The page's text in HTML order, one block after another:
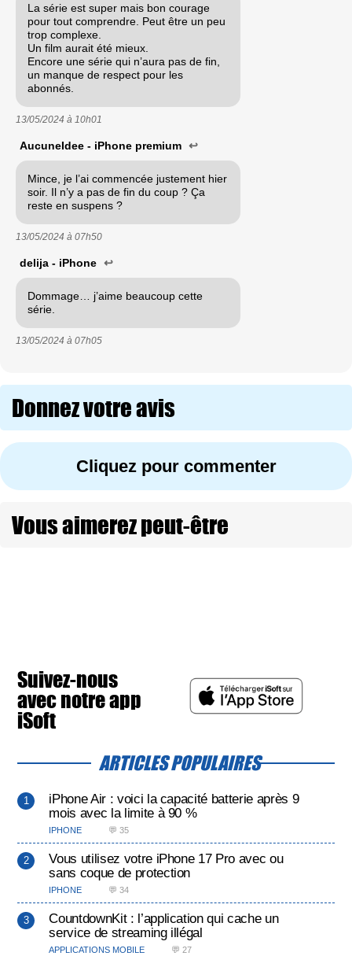
La série est super mais bon courage
pour tout comprendre. Peut être un peu
trop complexe.
Un film aurait été mieux.
Encore une série qui n’aura pas de fin,
un manque de respect pour les
abonnés.
13/05/2024 à 10h01
AucuneIdee - iPhone premium ↩
Mince, je l’ai commencée justement hier
soir. Il n’y a pas de fin du coup ? Ça
reste en suspens ?
13/05/2024 à 07h50
delija - iPhone ↩
Dommage… j’aime beaucoup cette
série.
13/05/2024 à 07h05
Donnez votre avis
Cliquez pour commenter
Vous aimerez peut-être
Suivez-nous
avec notre app
iSoft
ARTICLES POPULAIRES
iPhone Air : voici la capacité batterie après 9
mois avec la limite à 90 %
IPHONE 💬 35
Vous utilisez votre iPhone 17 Pro avec ou
sans coque de protection
IPHONE 💬 34
CountdownKit : l’application qui cache un
service de streaming illégal
APPLICATIONS MOBILE 💬 27